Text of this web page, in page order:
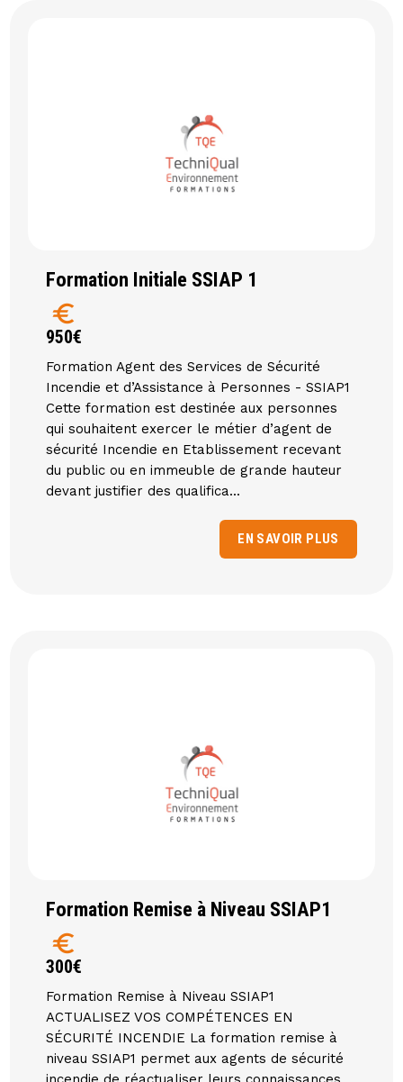
Formation Initiale SSIAP 1
euro
950€
Formation Agent des Services de Sécurité
Incendie et d’Assistance à Personnes - SSIAP1
Cette formation est destinée aux personnes
qui souhaitent exercer le métier d’agent de
sécurité Incendie en Etablissement recevant
du public ou en immeuble de grande hauteur
devant justifier des qualifica...
EN SAVOIR PLUS
Formation Remise à Niveau SSIAP1
euro
300€
Formation Remise à Niveau SSIAP1
ACTUALISEZ VOS COMPÉTENCES EN
SÉCURITÉ INCENDIE La formation remise à
niveau SSIAP1 permet aux agents de sécurité